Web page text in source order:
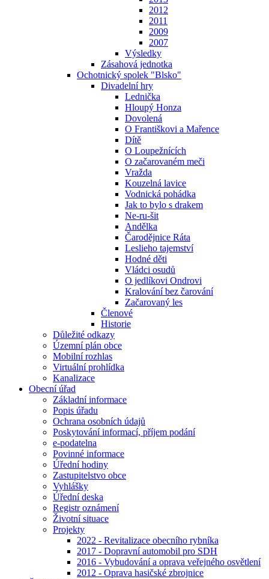
2012
2011
2009
2007
Výsledky
Zásahová jednotka
Ochotnický spolek "Blsko"
Divadelní hry
Lednička
Hloupý Honza
Dovolená
O Františkovi a Mařence
Dítě
O Loupežnících
O začarovaném meči
Vražda
Kouzelná lavice
Vodnická pohádka
Jak to bylo s drakem
Ne-ru-šit
Andělka
Čarodějnice Ráta
Leslieho tajemství
Hodné děti
Vládci osudů
O jedlíkovi Ondrovi
Kralování bez čarování
Začarovaný les
Členové
Historie
Důležité odkazy
Územní plán obce
Mobilní rozhlas
Virtuální prohlídka
Kanalizace
Obecní úřad
Základní informace
Popis úřadu
Ochrana osobních údajů
Poskytování informací, příjem podání
e-podatelna
Povinné informace
Úřední hodiny
Zastupitelstvo obce
Vyhlášky
Úřední deska
Registr oznámení
Životní situace
Projekty
2022 - Revitalizace obecního rybníka
2017 - Dopravní automobil pro SDH
2016 - Vybudování a oprava veřejného osvětlení
2012 - Oprava hasičské zbrojnice